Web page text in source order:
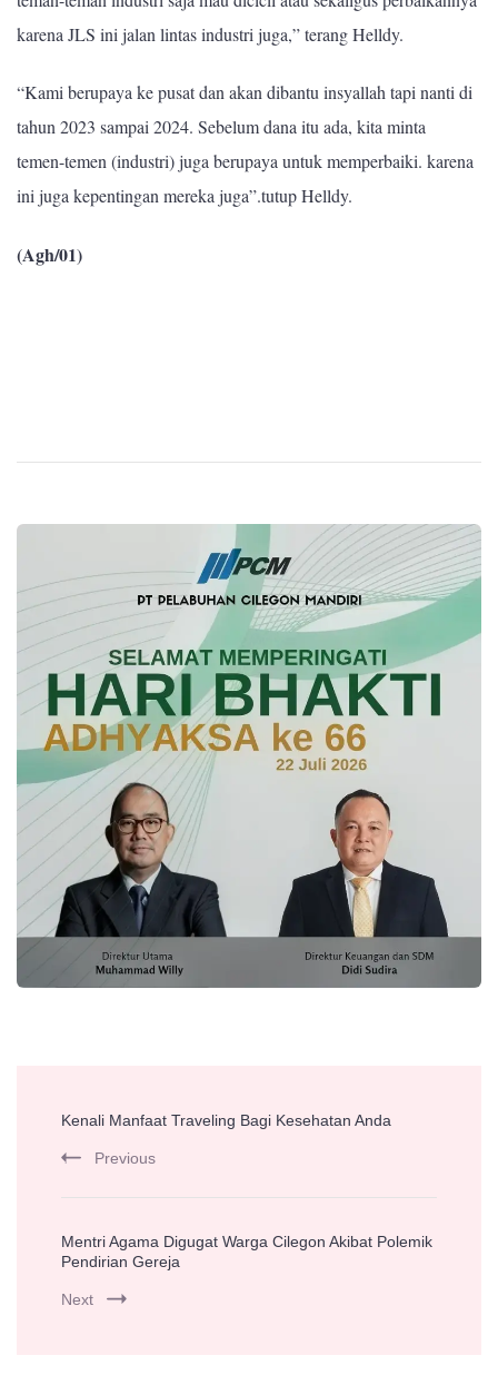
karena JLS ini jalan lintas industri juga,” terang Helldy.
“Kami berupaya ke pusat dan akan dibantu insyallah tapi nanti di
tahun 2023 sampai 2024. Sebelum dana itu ada, kita minta
temen-temen (industri) juga berupaya untuk memperbaiki. karena
ini juga kepentingan mereka juga”.tutup Helldy.
(Agh/01)
Kenali Manfaat Traveling Bagi Kesehatan Anda
Previous
Mentri Agama Digugat Warga Cilegon Akibat Polemik
Pendirian Gereja
Next